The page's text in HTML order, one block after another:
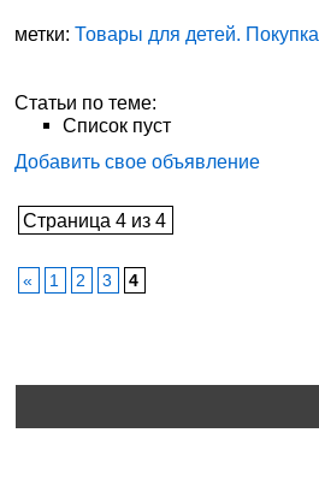
метки:Товары для детей. Покупка
Статьи по теме:
Список пуст
Добавить свое объявление
Страница 4 из 4
« 1 2 3 4